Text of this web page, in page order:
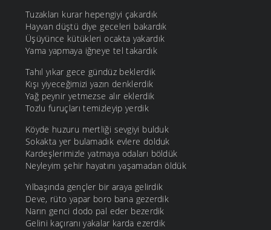
Tuzakları kurar hepengiyi çakardık
Hayvan düştü diye geceleri bakardık
Üşüyünce kütükleri ocakta yakardık
Yama yapmaya iğneye tel takardık
Tahıl yıkar gece gündüz beklerdik
Kışı yiyeceğimizi yazın denklerdik
Yağ peynir yetmezse alır eklerdik
Tozlu furuçları temizleyip yerdik
Köyde huzuru mertliği sevgiyi bulduk
Sokakta yer bulamadık evlere dolduk
Kardeşlerimizle yatmaya odaları böldük
Neyleyim şehir hayatını yaşamadan öldük
Yılbaşında gençler bir araya gelirdik
Deve, rüto yapar boro bana gezerdik
Narın genci dodo pal eder bezerdik
Gelini kaçıranı yakalar karda ezerdik